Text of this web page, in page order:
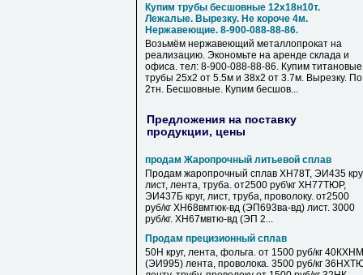
Купим трубы бесшовные 12х18н10т.
Лежалые. Вырезку. Не короче 4м.
Нержавеющие. 8-900-088-88-86.
Возьмём нержавеющий металлопрокат на
реализацию. Экономьте на аренде склада и
офиса. тел: 8-900-088-88-86. Купим титановые
трубы 25х2 от 5.5м и 38х2 от 3.7м. Вырезку. По
2тн. Бесшовные. Купим бесшов...
Предложения на поставку
продукции, цены
продам Жаропрочный литьевой сплав
Продам жаропрочный сплав ХН78Т, ЭИ435
лист, лента, труба. от2500 руб\кг ХН77ТЮР,
ЭИ437Б круг, лист, труба, проволоку. от2500
руб/кг ХН68вмтюк-вд (ЭП693ва-вд) лист. 3000
руб/кг. ХН67мвтю-вд (ЭП 2...
Продам прецизионный сплав
50Н круг, лента, фольга. от 1500 руб/кг 40КХНМ
(ЭИ995) лента, проволока. 3500 руб/кг